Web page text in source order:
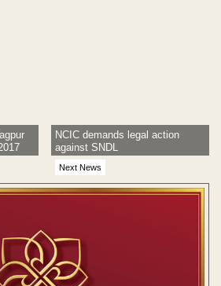
Next News
NCIC demands legal action
against SNDL